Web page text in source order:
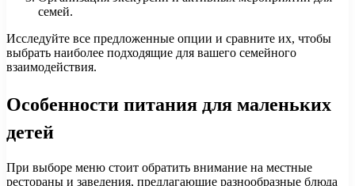
семей.
Исследуйте все предложенные опции и сравните их, чтобы
выбрать наиболее подходящие для вашего семейного
взаимодействия.
Особенности питания для маленьких
детей
При выборе меню стоит обратить внимание на местные
рестораны и заведения, предлагающие разнообразные блюда